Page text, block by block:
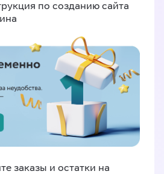
по созданию сайта
заказы и остатки на